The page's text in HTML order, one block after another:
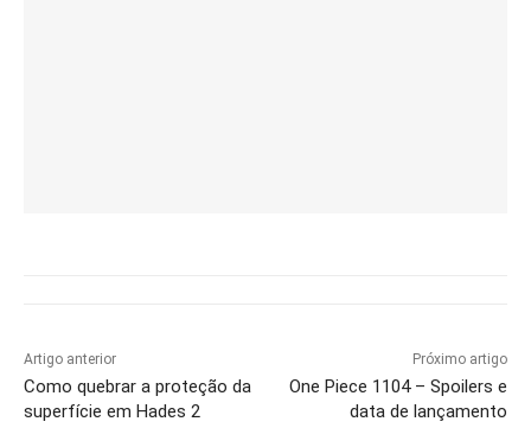
Artigo anterior
Como quebrar a proteção da
superfície em Hades 2
Próximo artigo
One Piece 1104 – Spoilers e
data de lançamento